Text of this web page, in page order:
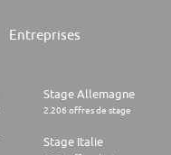
Entreprises
Stage Allemagne
2.206 offres de stage
Stage Italie